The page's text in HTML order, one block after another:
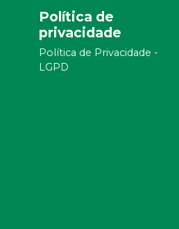
Política de
privacidade
Política de Privacidade -
LGPD